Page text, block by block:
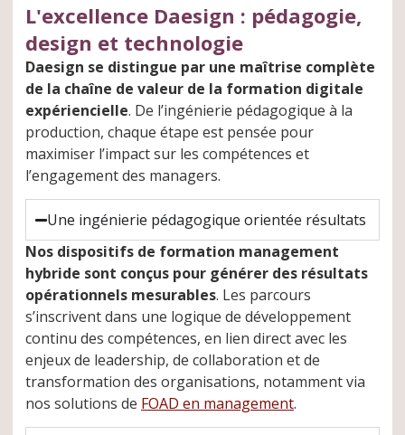
L'excellence Daesign : pédagogie,
design et technologie
Daesign se distingue par une maîtrise complète
de la chaîne de valeur de la formation digitale
expériencielle. De l’ingénierie pédagogique à la
production, chaque étape est pensée pour
maximiser l’impact sur les compétences et
l’engagement des managers.
Une ingénierie pédagogique orientée résultats
Nos dispositifs de formation management
hybride sont conçus pour générer des résultats
opérationnels mesurables. Les parcours
s’inscrivent dans une logique de développement
continu des compétences, en lien direct avec les
enjeux de leadership, de collaboration et de
transformation des organisations, notamment via
nos solutions de FOAD en management.